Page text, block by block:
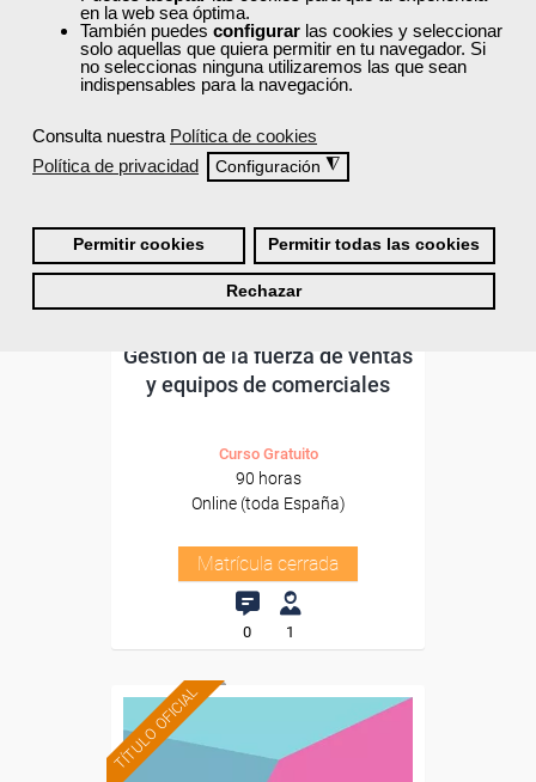
en la web sea óptima.
También puedes configurar las cookies y seleccionar
solo aquellas que quiera permitir en tu navegador. Si
no seleccionas ninguna utilizaremos las que sean
indispensables para la navegación.
Consulta nuestra Política de cookies
Política de privacidad
Configuración ◮
Permitir cookies Permitir todas las cookies
Rechazar
TÍTULO OFICIAL
Cursos Femxa
Gestión de la fuerza de ventas
y equipos de comerciales
Curso Gratuito
90 horas
Online (toda España)
Matrícula cerrada
0 1
TÍTULO OFICIAL